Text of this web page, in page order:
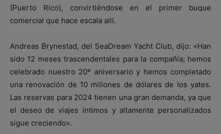
(Puerto Rico), convirtiéndose en el primer buque
comercial que hace escala allí.
Andreas Brynestad, del SeaDream Yacht Club, dijo: «Han
sido 12 meses trascendentales para la compañía; hemos
celebrado nuestro 20º aniversario y hemos completado
una renovación de 10 millones de dólares de los yates.
Las reservas para 2024 tienen una gran demanda, ya que
el deseo de viajes íntimos y altamente personalizados
sigue creciendo».